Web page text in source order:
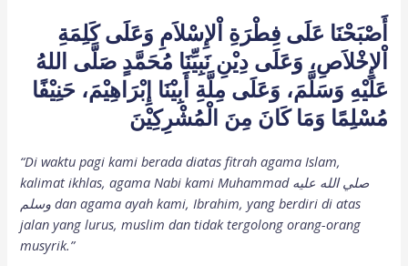
أَصْبَحْنَا عَلَى فِطْرَةِ اْلإِسْلاَمِ وَعَلَى كَلِمَةِ
اْلإِخْلاَصِ، وَعَلَى دِيْنِ نَبِيِّنَا مُحَمَّدٍ صَلَّى اللهُ
عَلَيْهِ وَسَلَّمَ، وَعَلَى مِلَّةِ أَبِيْنَا إِبْرَاهِيْمَ، حَنِيْفًا
مُسْلِمًا وَمَا كَانَ مِنَ الْمُشْرِكِيْنَ
“Di waktu pagi kami berada diatas fitrah agama Islam,
kalimat ikhlas, agama Nabi kami Muhammad صلي الله عليه
وسلم dan agama ayah kami, Ibrahim, yang berdiri di atas
jalan yang lurus, muslim dan tidak tergolong orang-orang
musyrik.”